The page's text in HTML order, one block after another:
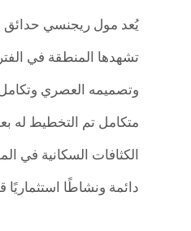
تشهدها المنطقة في
وتصميمه العصري
متكامل تم التخطيط له
دائمة ونشاطًا استثماريًا